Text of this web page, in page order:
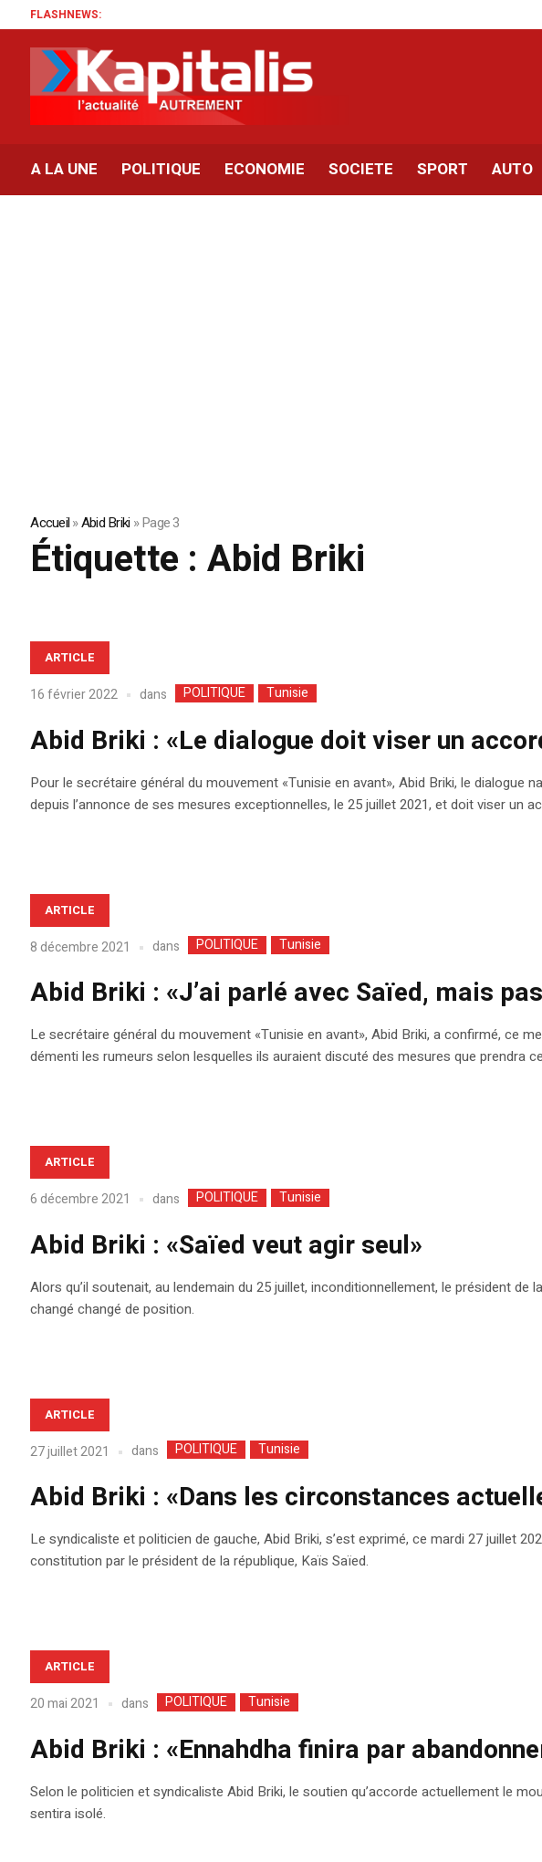
FLASHNEWS:
A LA UNE POLITIQUE ECONOMIE SOCIETE SPORT AUTO
Accueil»Abid Briki »Page 3
Étiquette :Abid Briki
ARTICLE
16 février 2022 dans POLITIQUE Tunisie
Abid Briki : «Le dialogue doit viser un
Pour le secrétaire général du mouvement «Tunisie en avant», Abid Briki, le
depuis l’annonce de ses mesures exceptionnelles, le 25 juillet 2021, et doit viser un
ARTICLE
8 décembre 2021 dans POLITIQUE Tunisie
Abid Briki : «J’ai parlé avec Saïed, mais
Le secrétaire général du mouvement «Tunisie en avant», Abid Briki, a confirmé, ce
démenti les rumeurs selon lesquelles ils auraient discuté des mesures que prendra
ARTICLE
6 décembre 2021 dans POLITIQUE Tunisie
Abid Briki : «Saïed veut agir seul»
Alors qu’il soutenait, au lendemain du 25 juillet, inconditionnellement, le président
changé changé de position.
ARTICLE
27 juillet 2021 dans POLITIQUE Tunisie
Abid Briki : «Dans les circonstances
Le syndicaliste et politicien de gauche, Abid Briki, s’est exprimé, ce mardi 27 juillet
constitution par le président de la république, Kaïs Saïed.
ARTICLE
20 mai 2021 dans POLITIQUE Tunisie
Abid Briki : «Ennahdha finira par
Selon le politicien et syndicaliste Abid Briki, le soutien qu’accorde actuellement le
sentira isolé.